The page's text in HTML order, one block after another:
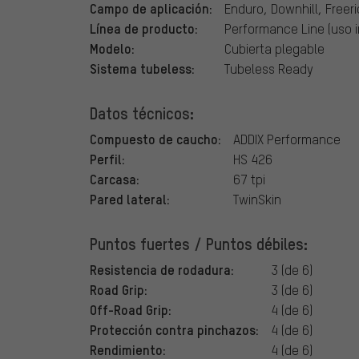
Campo de aplicación: Enduro, Downhill,
Línea de producto: Performance Line (uso
Modelo: Cubierta plegable
Sistema tubeless: Tubeless Ready
Datos técnicos:
Compuesto de caucho: ADDIX Performance
Perfil: HS 426
Carcasa: 67 tpi
Pared lateral: TwinSkin
Puntos fuertes / Puntos débiles:
Resistencia de rodadura: 3 (de 6)
Road Grip: 3 (de 6)
Off-Road Grip: 4 (de 6)
Protección contra pinchazos: 4 (de 6)
Rendimiento: 4 (de 6)